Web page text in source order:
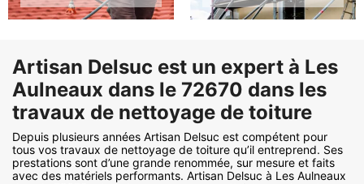
Artisan Delsuc est un expert à Les
Aulneaux dans le 72670 dans les
travaux de nettoyage de toiture
Depuis plusieurs années Artisan Delsuc est compétent pour
tous vos travaux de nettoyage de toiture qu’il entreprend. Ses
prestations sont d’une grande renommée, sur mesure et faits
avec des matériels performants. Artisan Delsuc à Les Aulneaux